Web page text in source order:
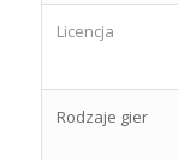
Licencja
Rodzaje gier